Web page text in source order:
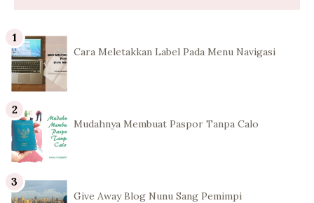
Cara Meletakkan Label Pada Menu Navigasi
Mudahnya Membuat Paspor Tanpa Calo
Give Away Blog Nunu Sang Pemimpi